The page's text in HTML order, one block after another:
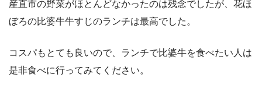
産直市の野菜がほとんどなかったのは残念でしたが、花ほ
ぼろの比婆牛牛すじのランチは最高でした。
コスパもとても良いので、ランチで比婆牛を食べたい人は
是非食べに行ってみてください。